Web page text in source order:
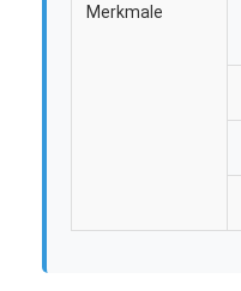
Merkmale